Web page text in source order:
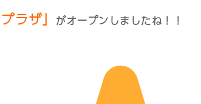
ラザ」 がオープンしましたね！！